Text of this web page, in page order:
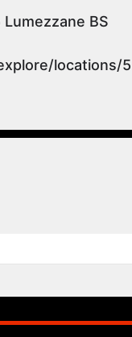
Lumezzane BS
locations/